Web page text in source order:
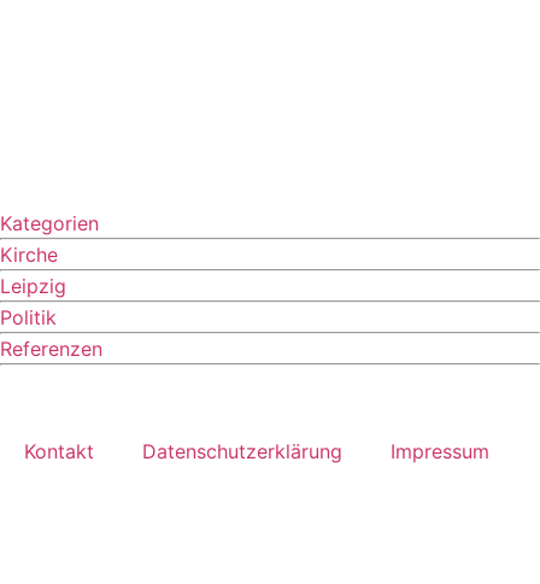
Kategorien
Kirche
Leipzig
Politik
Referenzen
Kontakt Datenschutzerklärung Impressum